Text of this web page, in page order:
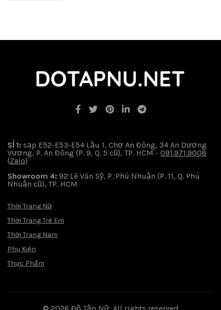
SỈ 1: sạp E52-E53-E54 Lầu 1, Chợ An Đông, 34 An Dương
Vương, P. An Đông (P. 9, Q. 5 cũ), TP. HCM - 091.971.9008
(Zalo)
Showroom 4: 92 Lê Văn Sỹ, P. Phú Nhuận (P. 11, Q. Phú
Nhuận cũ), TP. HCM
Thời Trang Nữ
Thời Trang Trẻ Em
Thời Trang Nam
Phụ Kiện
Thực Phẩm